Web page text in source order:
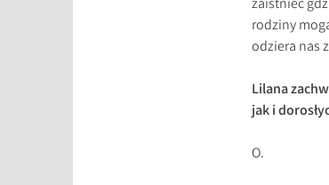
zaistnieć
rodziny
odziera nas
Lilana
jak i
O.